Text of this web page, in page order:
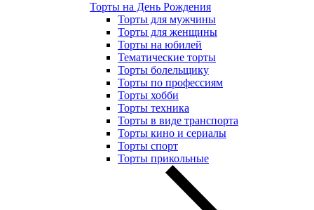
Торты на День Рождения
Торты для мужчины
Торты для женщины
Торты на юбилей
Тематические торты
Торты болельщику
Торты по профессиям
Торты хобби
Торты техника
Торты в виде транспорта
Торты кино и сериалы
Торты спорт
Торты прикольные